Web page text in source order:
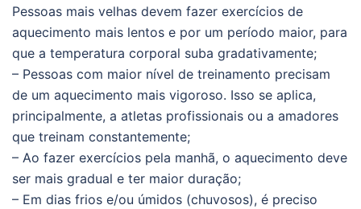
Pessoas mais velhas devem fazer exercícios de
aquecimento mais lentos e por um período maior, para
que a temperatura corporal suba gradativamente;
– Pessoas com maior nível de treinamento precisam
de um aquecimento mais vigoroso. Isso se aplica,
principalmente, a atletas profissionais ou a amadores
que treinam constantemente;
– Ao fazer exercícios pela manhã, o aquecimento deve
ser mais gradual e ter maior duração;
– Em dias frios e/ou úmidos (chuvosos), é preciso